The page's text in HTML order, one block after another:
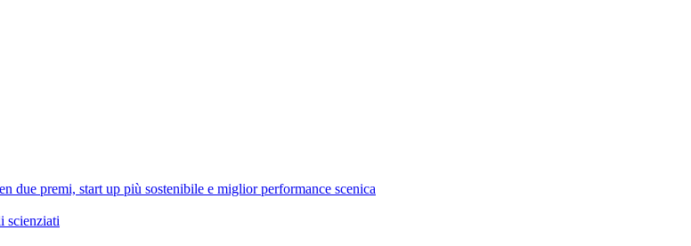
premi, start up più sostenibile e miglior performance scenica
scienziati